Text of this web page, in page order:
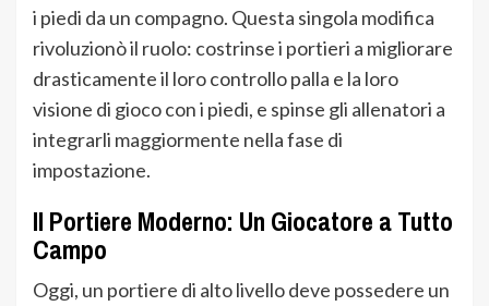
i piedi da un compagno. Questa singola modifica
rivoluzionò il ruolo: costrinse i portieri a migliorare
drasticamente il loro controllo palla e la loro
visione di gioco con i piedi, e spinse gli allenatori a
integrarli maggiormente nella fase di
impostazione.
Il Portiere Moderno: Un Giocatore a Tutto
Campo
Oggi, un portiere di alto livello deve possedere un